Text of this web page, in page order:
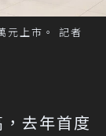
上市。 記者
去年首度